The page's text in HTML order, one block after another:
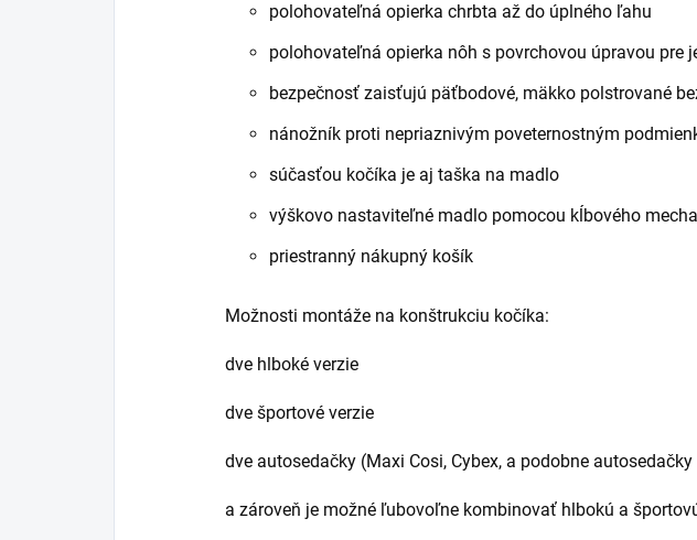
polohovateľná opierka chrbta až do úplného ľahu
polohovateľná opierka nôh s povrchovou úpravou pre
bezpečnosť zaisťujú päťbodové, mäkko polstrované
nánožník proti nepriaznivým poveternostným
súčasťou kočíka je aj taška na madlo
výškovo nastaviteľné madlo pomocou kĺbového
priestranný nákupný košík
Možnosti montáže na konštrukciu kočíka:
dve hlboké verzie
dve športové verzie
dve autosedačky (Maxi Cosi, Cybex, a podobne
a zároveň je možné ľubovoľne kombinovať hlbokú a